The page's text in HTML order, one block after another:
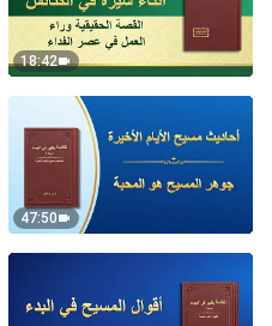
18:42
47:50